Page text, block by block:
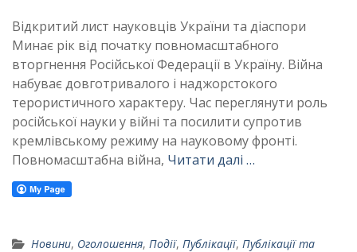
Відкритий лист науковців України та діаспори
Минає рік від початку повномасштабного
вторгнення Російської Федерації в Україну. Війна
набуває довготривалого і наджорстокого
терористичного характеру. Час переглянути роль
російської науки у війні та посилити супротив
кремлівському режиму на науковому фронті.
Повномасштабна війна, Читати далі …
Новини, Оголошення, Події, Публікації, Публікації та